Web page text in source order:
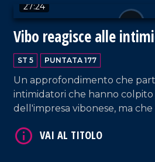
27:24
Vibo reagisce alle
ST 5 PUNTATA 177
Un approfondimento che
intimidatori che hanno
dell'impresa vibonese, ma che
organizzata, libertà
VAI AL TITOLO